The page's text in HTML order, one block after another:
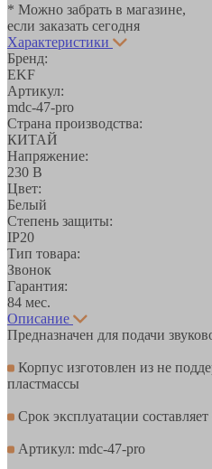
* Можно забрать в магазине,
если заказать сегодня
Характеристики
Бренд:
EKF
Артикул:
mdc-47-pro
Страна производства:
КИТАЙ
Напряжение:
230 В
Цвет:
Белый
Степень защиты:
IP20
Тип товара:
Звонок
Гарантия:
84 мес.
Описание
Предназначен для подачи
Корпус изготовлен из не
пластмассы
Срок эксплуатации составляет
Артикул: mdc-47-pro